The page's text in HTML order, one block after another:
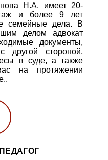
Н.А. имеет 20-
и более 9 лет
семейные дела. В
делом адвокат
документы,
другой стороной,
в суде, а также
на протяжении